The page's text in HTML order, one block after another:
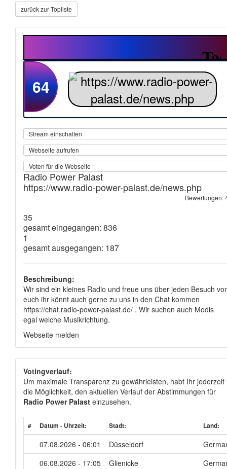
zurück zur Topliste
64
Stream einschalten
Webseite aufrufen
Voten für die Webseite
Radio Power Palast
https://www.radio-power-palast.de/news.php
Bewertungen:
35
gesamt eingegangen: 836
1
gesamt ausgegangen: 187
Beschreibung:
Wir sind ein kleines Radio und freue uns über jeden Besuch
euch ihr könnt auch gerne zu uns in den Chat kommen
https://chat.radio-power-palast.de/ . Wir suchen auch Modis
egal welche Musikrichtung.
Webseite melden
Votingverlauf:
Um maximale Transparenz zu gewährleisten, habt Ihr jederzeit
die Möglichkeit, den aktuellen Verlauf der Abstimmungen für
Radio Power Palast einzusehen.
# Datum - Uhrzeit: Stadt: Land:
07.08.2026 - 06:01 Düsseldorf
06.08.2026 - 17:05
Glienicke